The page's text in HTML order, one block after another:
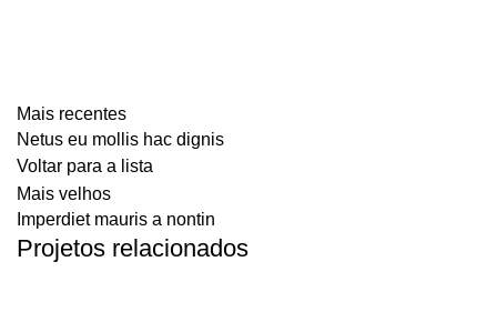
Mais recentes
Netus eu mollis hac dignis
Voltar para a lista
Mais velhos
Imperdiet mauris a nontin
Projetos relacionados